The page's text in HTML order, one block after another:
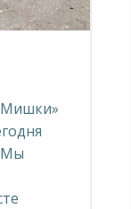
Мы